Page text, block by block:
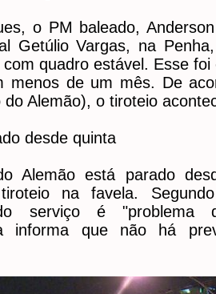
o PM baleado,
Getúlio Vargas, na
quadro estável. Esse
menos de um mês. De
do Alemão), o tiroteio
desde quinta
Alemão está parado
na favela.
serviço é "problema
informa que não há